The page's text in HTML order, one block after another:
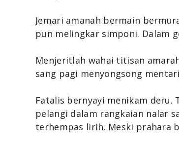
Jemari amanah bermain
pun melingkar simponi. Dalam
Menjeritlah wahai titisan
sang pagi menyongsong
Fatalis bernyayi menikam
pelangi dalam rangkaian nalar
terhempas lirih. Meski prahara